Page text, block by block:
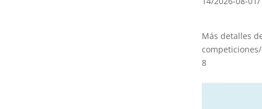
Más detalles
8